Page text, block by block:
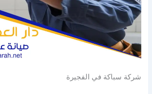
شركة سباكة في الفجيرة